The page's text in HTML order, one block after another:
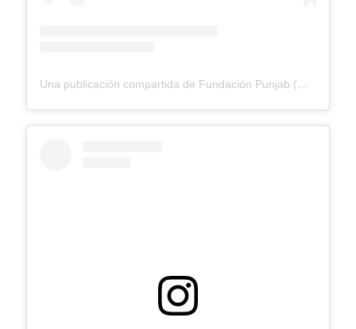
Una publicación compartida de Fundación Punjab (@fundacionpunjab)